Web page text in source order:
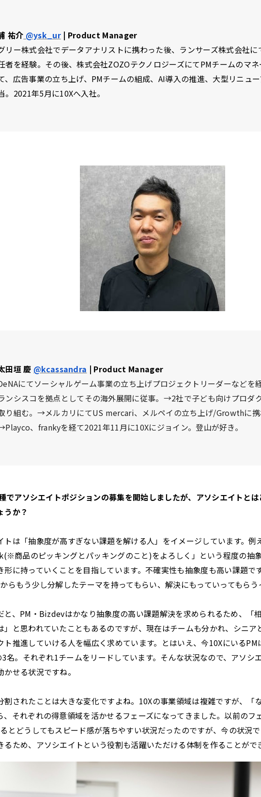
祐介 @ysk_ur| Product Manager
リー株式会社でデータアナリストに携わった後、ランサーズ株式会社に
者を経験。その後、株式会社ZOZOテクノロジーズにてPMチームのマ
、広告事業の立ち上げ、PMチームの組成、AI導入の推進、大型リニュ
。2021年5月に10Xへ入社。
田垣 慶 @kcassandra | Product Manager
にてソーシャルゲーム事業の立ち上げプロジェクトリーダーなどを
ンシスコを拠点としてその海外展開に従事。→2社で子ども向けプロダ
り組む。→メルカリにてUS mercari、メルペイの立ち上げ/Growthに携
、frankyを経て2021年11月に10Xにジョイン。登山が好き。
でアソシエイトポジションの募集を開始しましたが、アソシエイトと
うか？
トは「抽象度が高すぎない課題を解ける人」をイメージしています。
商品のピッキングとパッキングのこと)をよろしく」という程度の抽
形に持っていくことを目指しています。不確実性も抽象度も高い課題で
らもう少し分解したテーマを持ってもらい、解決にもっていってもらう
と、PM・Bizdevはかなり抽象度の高い課題解決を求められるため、「
」と思われていたこともあるのですが、現在はチームも分かれ、シニ
ト推進していける人を幅広く求めています。とはいえ、今10Xにいる
3名。それぞれ1チームをリードしています。そんな状況なので、アソシ
せる状況ですね。
割されたことは大きな変化ですよね。10Xの事業領域は複雑ですが、「
、それぞれの得意領域を活かせるフェーズになってきました。以前のフ
とどうしてもスピード感が落ちやすい状況だったのですが、今の状況
るため、アソシエイトという役割も活躍いただける体制を作ることがで